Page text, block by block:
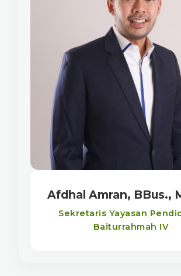
Afdhal Amran, BBus.,
Sekretaris Yayasan
Baiturrahmah IV